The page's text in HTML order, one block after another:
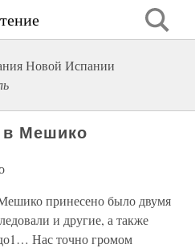
Новой Испании
в Мешико
принесено было двумя
и другие, а также
Нас точно громом